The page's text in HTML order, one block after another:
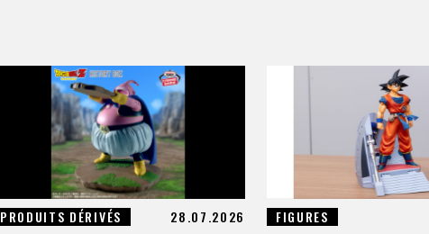
PRODUITS DÉRIVÉS 28.07.2026 FIGURES